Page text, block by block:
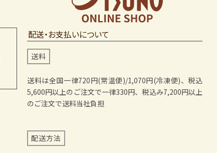
配送・お支払いについて
送料
送料は全国一律720円(常温便)/1,070円(冷凍便)、税込
5,600円以上のご注文で一律330円、税込み7,200円以上
のご注文で送料当社負担
配送方法